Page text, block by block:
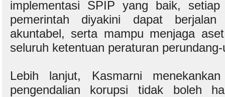
implementasi SPIP yang baik,
pemerintah diyakini dapat
akuntabel, serta mampu menjaga
seluruh ketentuan peraturan
Lebih lanjut, Kasmarni
pengendalian korupsi tidak boleh